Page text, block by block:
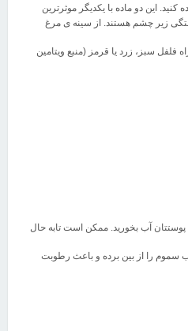
کنید. این دو ماده با یکدیگر موثرترین
زیر چشم هستند. از سینه ی مرغ
فلفل سبز، زرد یا قرمز (منبع ویتامین
آب بخورید. ممکن است تابه حال
سموم را از بین برده و باعث رطوبت